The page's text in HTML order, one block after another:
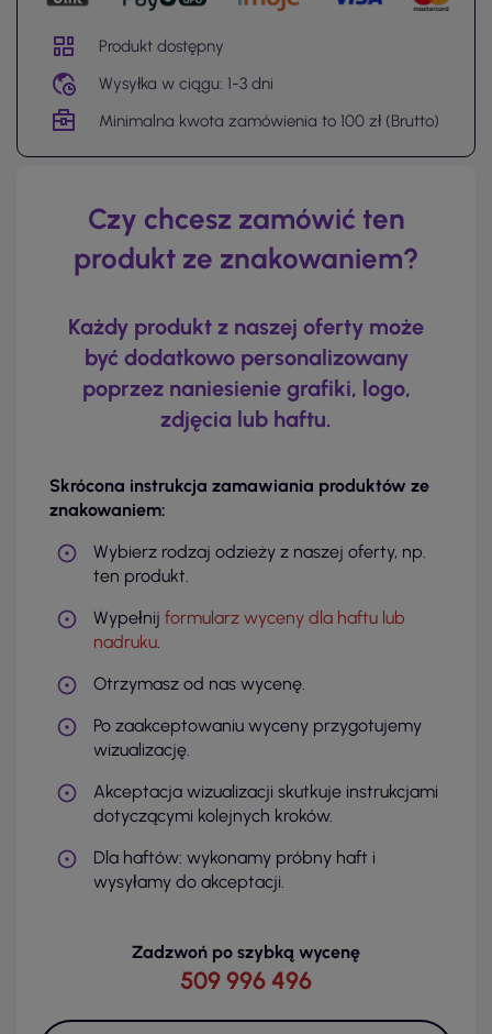
Produkt dostępny
Wysyłka w ciągu: 1-3 dni
Minimalna kwota zamówienia to 100 zł (Brutto)
Czy chcesz zamówić ten
produkt ze znakowaniem?
Każdy produkt z naszej oferty może
być dodatkowo personalizowany
poprzez naniesienie grafiki, logo,
zdjęcia lub haftu.
Skrócona instrukcja zamawiania produktów ze
znakowaniem:
Wybierz rodzaj odzieży z naszej oferty, np.
ten produkt.
Wypełnij formularz wyceny dla haftu lub
nadruku.
Otrzymasz od nas wycenę.
Po zaakceptowaniu wyceny przygotujemy
wizualizację.
Akceptacja wizualizacji skutkuje instrukcjami
dotyczącymi kolejnych kroków.
Dla haftów: wykonamy próbny haft i
wysyłamy do akceptacji.
Zadzwoń po szybką wycenę
509 996 496